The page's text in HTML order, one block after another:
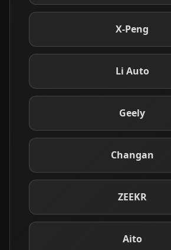
X-Peng
Li Auto
Geely
Changan
ZEEKR
Aito